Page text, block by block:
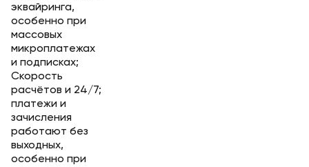
эквайринга,
особенно при
массовых
микроплатежах
и подписках;
Скорость
расчётов и 24/7;
платежи и
зачисления
работают без
выходных,
особенно при